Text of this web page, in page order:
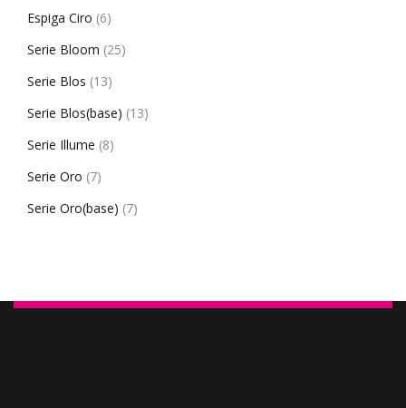
Espiga Ciro (6)
Serie Bloom (25)
Serie Blos (13)
Serie Blos(base) (13)
Serie Illume (8)
Serie Oro (7)
Serie Oro(base) (7)